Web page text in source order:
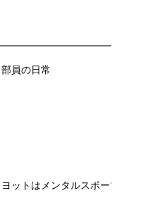
部員の日常
ヨットはメンタルスポーツ